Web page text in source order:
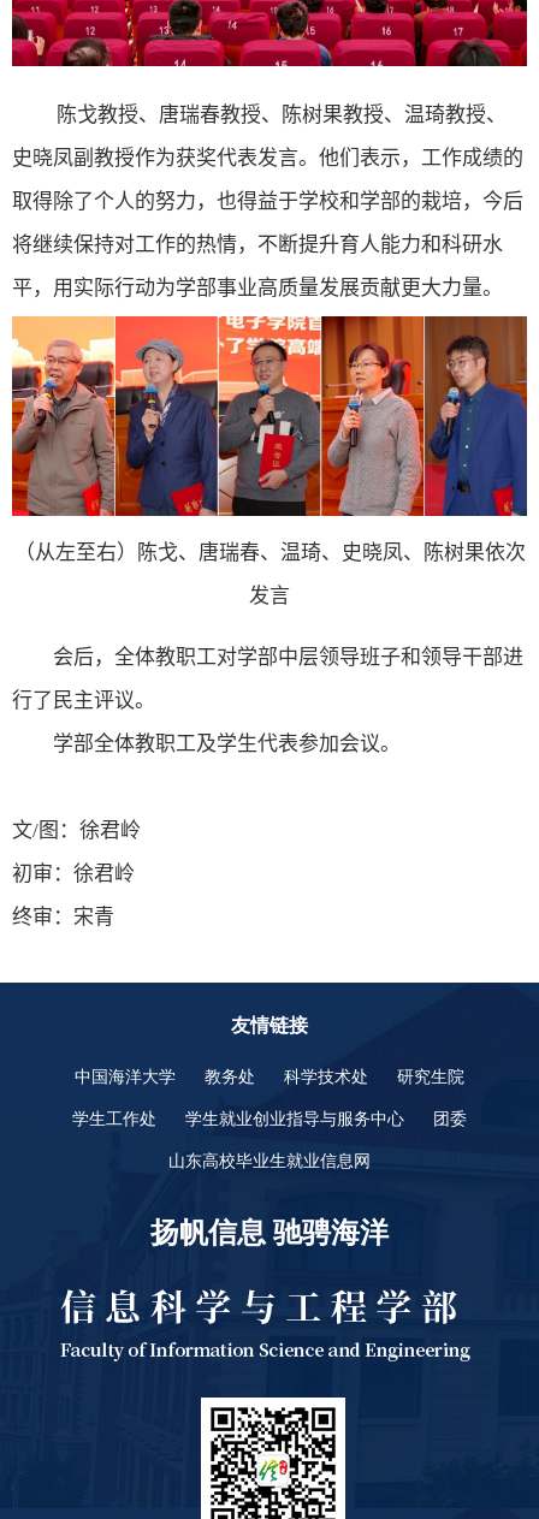
陈戈教授、唐瑞春教授、陈树果教授、温琦教授、
史晓凤副教授作为获奖代表发言。他们表示，工作成绩的
取得除了个人的努力，也得益于学校和学部的栽培，今后
将继续保持对工作的热情，不断提升育人能力和科研水
平，用实际行动为学部事业高质量发展贡献更大力量。
（从左至右）陈戈、唐瑞春、温琦、史晓凤、陈树果依次
发言
会后，全体教职工对学部中层领导班子和领导干部进
行了民主评议。
学部全体教职工及学生代表参加会议。
文/图：徐君岭
初审：徐君岭
终审：宋青
友情链接
中国海洋大学 教务处 科学技术处 研究生院
学生工作处 学生就业创业指导与服务中心 团委
山东高校毕业生就业信息网
扬帆信息 驰骋海洋